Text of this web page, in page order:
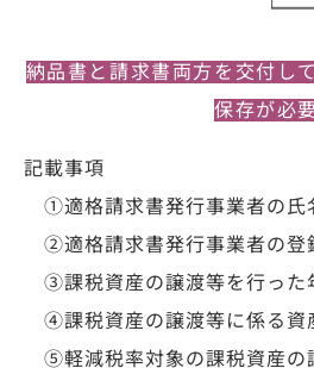
納品書と請求書両方を交付し
保存が必
記載事項
①適格請求書発行事業者の氏
②適格請求書発行事業者の登
③課税資産の譲渡等を行った
④課税資産の譲渡等に係る資
⑤軽減税率対象の課税資産の